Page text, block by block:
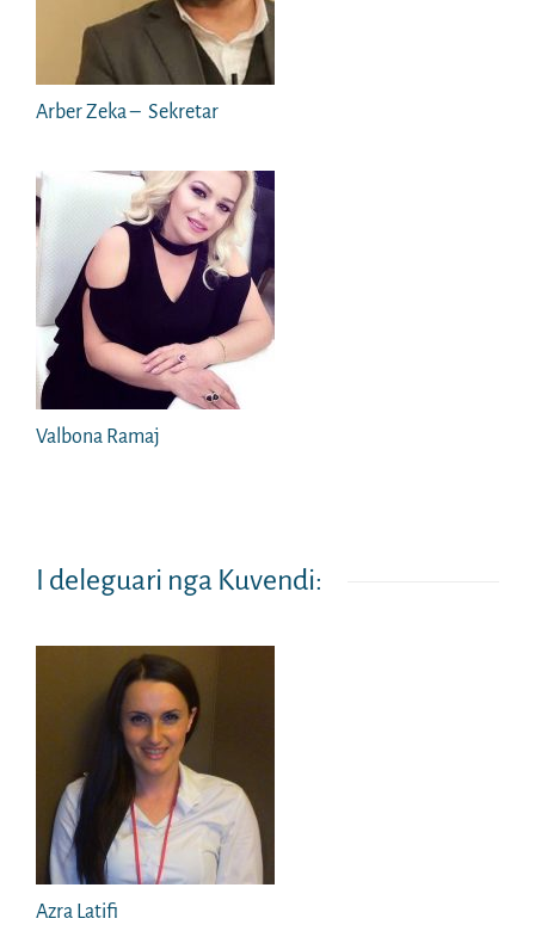
Arber Zeka – Sekretar
Valbona Ramaj
I deleguari nga Kuvendi:
Azra Latifi